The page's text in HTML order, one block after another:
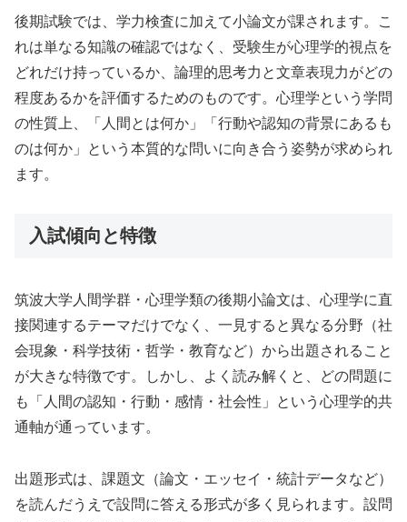
後期試験では、学力検査に加えて小論文が課されます。こ
れは単なる知識の確認ではなく、受験生が心理学的視点を
どれだけ持っているか、論理的思考力と文章表現力がどの
程度あるかを評価するためのものです。心理学という学問
の性質上、「人間とは何か」「行動や認知の背景にあるも
のは何か」という本質的な問いに向き合う姿勢が求められ
ます。
入試傾向と特徴
筑波大学人間学群・心理学類の後期小論文は、心理学に直
接関連するテーマだけでなく、一見すると異なる分野（社
会現象・科学技術・哲学・教育など）から出題されること
が大きな特徴です。しかし、よく読み解くと、どの問題に
も「人間の認知・行動・感情・社会性」という心理学的共
通軸が通っています。
出題形式は、課題文（論文・エッセイ・統計データなど）
を読んだうえで設問に答える形式が多く見られます。設問